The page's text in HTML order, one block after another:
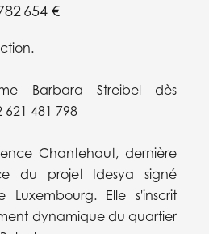
654 €
Barbara Streibel dès
481 798
Chantehaut, dernière
du projet Idesya signé
Luxembourg. Elle s'inscrit
dynamique du quartier